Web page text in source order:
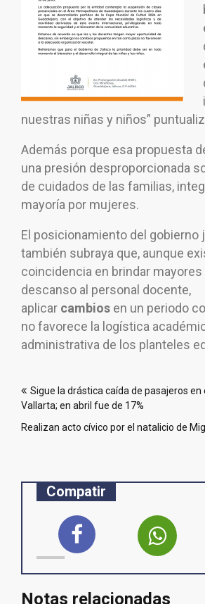
nuestras niñas y niños”
Además porque esa propuesta
una presión desproporcionada
de cuidados de las familias,
mayoría por mujeres.
El posicionamiento del gobierno
también subraya que, aunque
coincidencia en brindar
descanso al personal docente,
aplicar cambios en un periodo
no favorece la logística
administrativa de los planteles
de
entradas
Sigue la drástica caída de pasajeros
Vallarta; en abril fue de 17%
Realizan acto cívico por el natalicio de
Compatir
Notas relacionadas